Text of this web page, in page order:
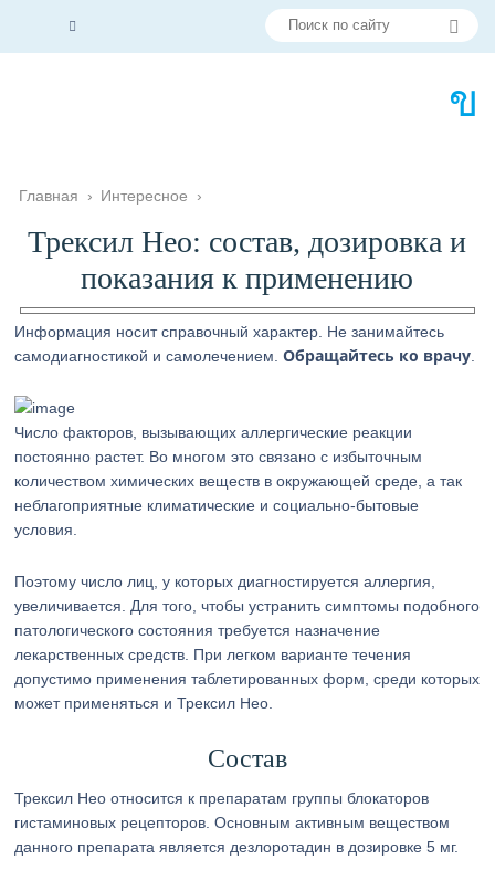
Главная › Интересное ›
Трексил Нео: состав, дозировка и
показания к применению
Информация носит справочный характер. Не занимайтесь
самодиагностикой и самолечением.Обращайтесь ко врачу
Число факторов, вызывающих аллергические реакции
постоянно растет. Во многом это связано с избыточным
количеством химических веществ в окружающей среде, а так
неблагоприятные климатические и социально-бытовые
условия.
Поэтому число лиц, у которых диагностируется аллергия,
увеличивается. Для того, чтобы устранить симптомы подобного
патологического состояния требуется назначение
лекарственных средств. При легком варианте течения
допустимо применения таблетированных форм, среди которых
может применяться и Трексил Нео.
Состав
Трексил Нео относится к препаратам группы блокаторов
гистаминовых рецепторов. Основным активным веществом
данного препарата является дезлоротадин в дозировке 5 мг.